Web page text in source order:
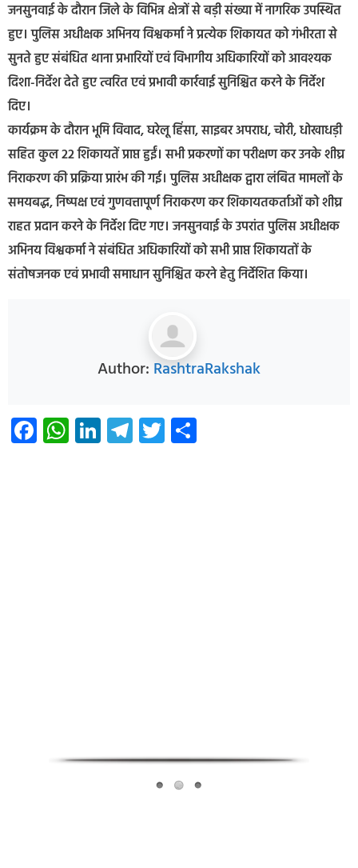
जनसुनवाई के दौरान जिले के विभिन्न क्षेत्रों से बड़ी संख्या में नागरिक उपस्थित
हुए। पुलिस अधीक्षक अभिनय विश्वकर्मा ने प्रत्येक शिकायत को गंभीरता से
सुनते हुए संबंधित थाना प्रभारियों एवं विभागीय अधिकारियों को आवश्यक
दिशा-निर्देश देते हुए त्वरित एवं प्रभावी कार्रवाई सुनिश्चित करने के निर्देश
दिए।
कार्यक्रम के दौरान भूमि विवाद, घरेलू हिंसा, साइबर अपराध, चोरी, धोखाधड़ी
सहित कुल 22 शिकायतें प्राप्त हुईं। सभी प्रकरणों का परीक्षण कर उनके शीघ्र
निराकरण की प्रक्रिया प्रारंभ की गई। पुलिस अधीक्षक द्वारा लंबित मामलों के
समयबद्ध, निष्पक्ष एवं गुणवत्तापूर्ण निराकरण कर शिकायतकर्ताओं को शीघ्र
राहत प्रदान करने के निर्देश दिए गए। जनसुनवाई के उपरांत पुलिस अधीक्षक
अभिनय विश्वकर्मा ने संबंधित अधिकारियों को सभी प्राप्त शिकायतों के
संतोषजनक एवं प्रभावी समाधान सुनिश्चित करने हेतु निर्देशित किया।
Author: RashtraRakshak
Facebook
WhatsApp
LinkedIn
Telegram
Twitter